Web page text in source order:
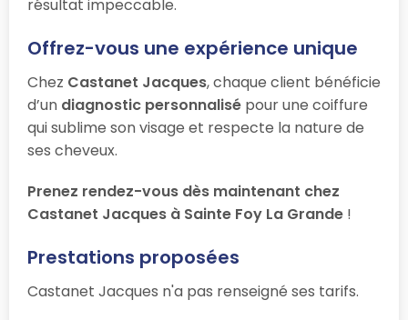
résultat impeccable.
Offrez-vous une expérience unique
Chez Castanet Jacques, chaque client bénéficie
d’un diagnostic personnalisé pour une coiffure
qui sublime son visage et respecte la nature de
ses cheveux.
Prenez rendez-vous dès maintenant chez
Castanet Jacques à Sainte Foy La Grande !
Prestations proposées
Castanet Jacques n'a pas renseigné ses tarifs.